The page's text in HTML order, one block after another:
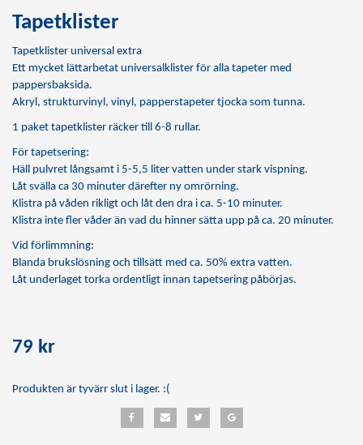
Tapetklister
Tapetklister universal extra
Ett mycket lättarbetat universalklister för alla tapeter med
pappersbaksida.
Akryl, strukturvinyl, vinyl, papperstapeter tjocka som tunna.
1 paket tapetklister räcker till 6-8 rullar.
För tapetsering:
Häll pulvret långsamt i 5-5,5 liter vatten under stark vispning.
Låt svälla ca 30 minuter därefter ny omrörning.
Klistra på våden rikligt och låt den dra i ca. 5-10 minuter.
Klistra inte fler våder än vad du hinner sätta upp på ca. 20 minuter.
Vid förlimmning:
Blanda brukslösning och tillsätt med ca. 50% extra vatten.
Låt underlaget torka ordentligt innan tapetsering påbörjas.
79 kr
Produkten är tyvärr slut i lager. :(